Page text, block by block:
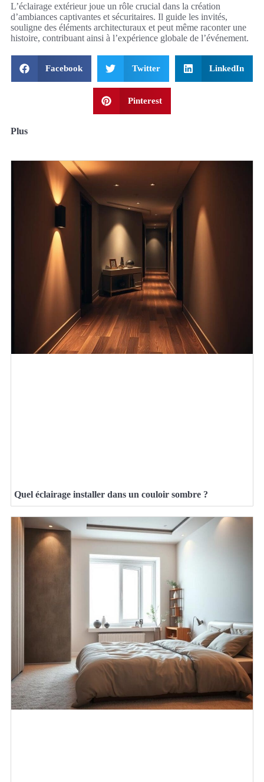
L’éclairage extérieur joue un rôle crucial dans la création
d’ambiances captivantes et sécuritaires. Il guide les invités,
souligne des éléments architecturaux et peut même raconter une
histoire, contribuant ainsi à l’expérience globale de l’événement.
Facebook Twitter LinkedIn
Pinterest
Plus
Quel éclairage installer dans un couloir sombre ?